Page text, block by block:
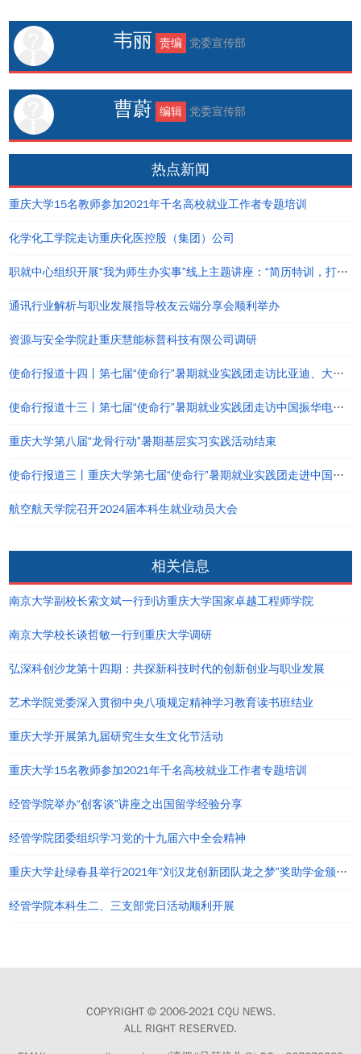
韦丽 责编 党委宣传部
曹蔚 编辑 党委宣传部
热点新闻
重庆大学15名教师参加2021年千名高校就业工作者专题培训
化学化工学院走访重庆化医控股（集团）公司
职就中心组织开展“我为师生办实事”线上主题讲座：“简历特训，打造个人职业品牌”
通讯行业解析与职业发展指导校友云端分享会顺利举办
资源与安全学院赴重庆慧能标普科技有限公司调研
使命行报道十四丨第七届“使命行”暑期就业实践团走访比亚迪、大疆及校友企业等
使命行报道十三丨第七届“使命行”暑期就业实践团走访中国振华电子集团有限公司
重庆大学第八届“龙骨行动”暑期基层实习实践活动结束
使命行报道三丨重庆大学第七届“使命行”暑期就业实践团走进中国电子科技集团公司第十研究所
航空航天学院召开2024届本科生就业动员大会
相关信息
南京大学副校长索文斌一行到访重庆大学国家卓越工程师学院
南京大学校长谈哲敏一行到重庆大学调研
弘深科创沙龙第十四期：共探新科技时代的创新创业与职业发展
艺术学院党委深入贯彻中央八项规定精神学习教育读书班结业
重庆大学开展第九届研究生女生文化节活动
重庆大学15名教师参加2021年千名高校就业工作者专题培训
经管学院举办“创客谈”讲座之出国留学经验分享
经管学院团委组织学习党的十九届六中全会精神
重庆大学赴绿春县举行2021年“刘汉龙创新团队龙之梦”奖助学金颁发仪式
经管学院本科生二、三支部党日活动顺利开展
COPYRIGHT © 2006-2021 CQU NEWS.
ALL RIGHT RESERVED.